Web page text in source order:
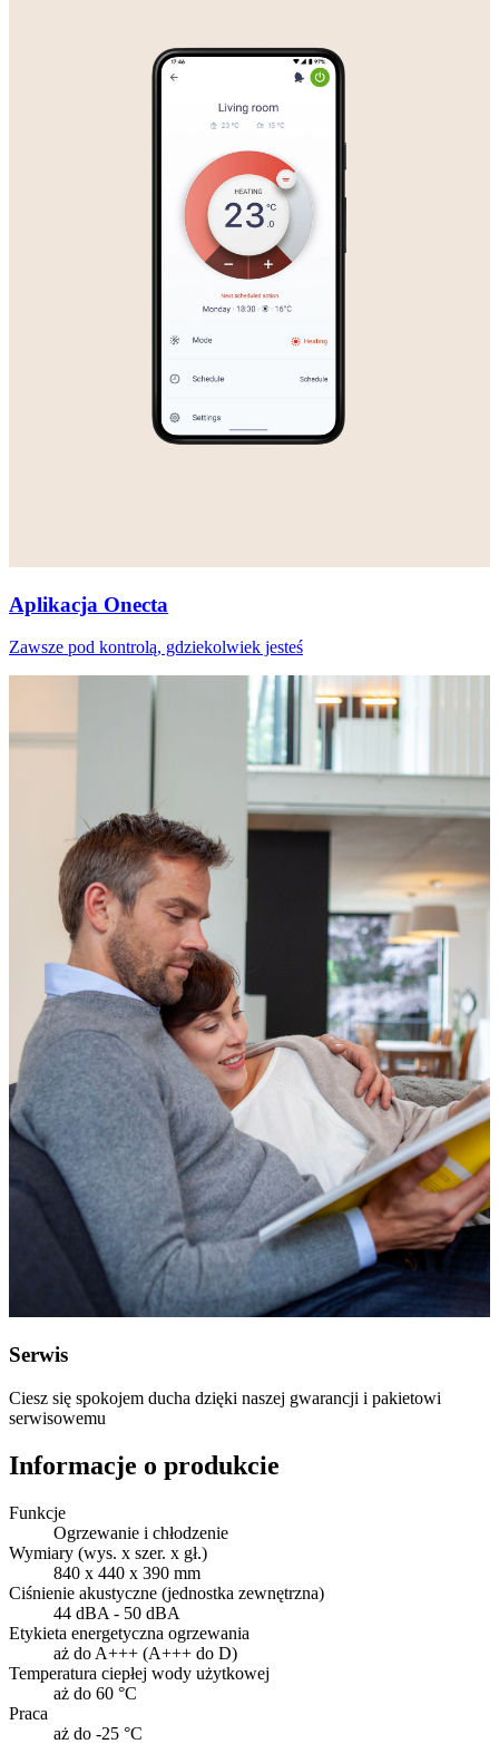
Aplikacja Onecta
Zawsze pod kontrolą, gdziekolwiek jesteś
Serwis
Ciesz się spokojem ducha dzięki naszej gwarancji i pakietowi
serwisowemu
Informacje o produkcie
Funkcje
Ogrzewanie i chłodzenie
Wymiary (wys. x szer. x gł.)
840 x 440 x 390 mm
Ciśnienie akustyczne (jednostka zewnętrzna)
44 dBA - 50 dBA
Etykieta energetyczna ogrzewania
aż do A+++ (A+++ do D)
Temperatura ciepłej wody użytkowej
aż do 60 °C
Praca
aż do -25 °C